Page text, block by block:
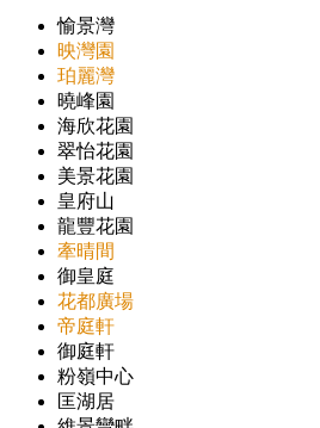
愉景灣
映灣園
珀麗灣
曉峰園
海欣花園
翠怡花園
美景花園
皇府山
龍豐花園
牽晴間
御皇庭
花都廣場
帝庭軒
御庭軒
粉嶺中心
匡湖居